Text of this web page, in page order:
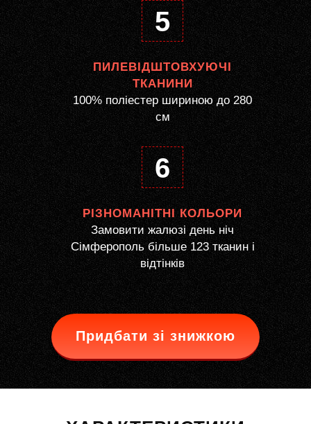
5
ПИЛЕВІДШТОВХУЮЧІ
ТКАНИНИ
100% поліестер шириною до 280
см
6
РІЗНОМАНІТНІ КОЛЬОРИ
Замовити жалюзі день ніч
Сімферополь більше 123 тканин і
відтінків
Придбати зі знижкою